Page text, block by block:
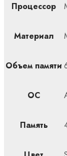
Процессор
Материал
Объем памяти
ОС
Память